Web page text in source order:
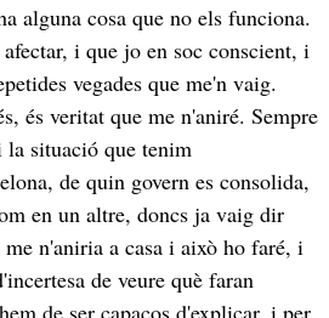
alguna cosa que no els funciona.
i que jo en soc conscient, i
vegades que me'n vaig.
és veritat que me n'aniré. Sempre
situació que tenim
de quin govern es consolida,
en un altre, doncs ja vaig dir
n'aniria a casa i això ho faré, i
de veure què faran
de ser capaços d'explicar, i per